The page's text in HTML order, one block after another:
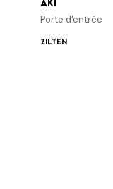
Porte d'entrée
Zilten